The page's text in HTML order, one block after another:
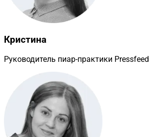
Кристина
Руководитель пиар-практики Pressfeed